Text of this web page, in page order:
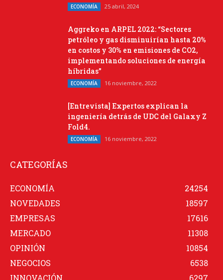
ECONOMÍA 25 abril, 2024
Aggreko en ARPEL 2022: “Sectores
petróleo y gas disminuirían hasta 20%
en costos y 30% en emisiones de CO2,
implementando soluciones de energía
híbridas”
ECONOMÍA 16 noviembre, 2022
[Entrevista] Expertos explican la
ingeniería detrás de UDC del Galaxy Z
Fold4.
ECONOMÍA 16 noviembre, 2022
CATEGORÍAS
ECONOMÍA
24254
NOVEDADES
18597
EMPRESAS
17616
MERCADO
11308
OPINIÓN
10854
NEGOCIOS
6538